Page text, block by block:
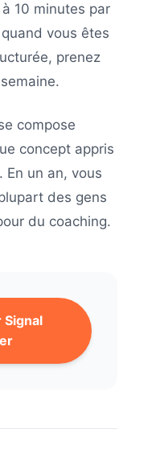
10 minutes par
vous êtes
prenez
compose
concept appris
En un an, vous
des gens
du coaching.